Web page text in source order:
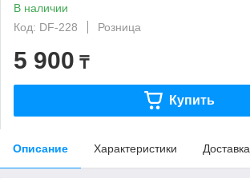
В наличии
Код: DF-228
Розница
5 900 ₸
Купить
Описание Характеристики Доставка